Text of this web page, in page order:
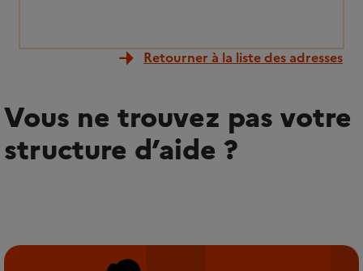
Retourner à la liste des adresses
Vous ne trouvez pas votre
structure d’aide ?